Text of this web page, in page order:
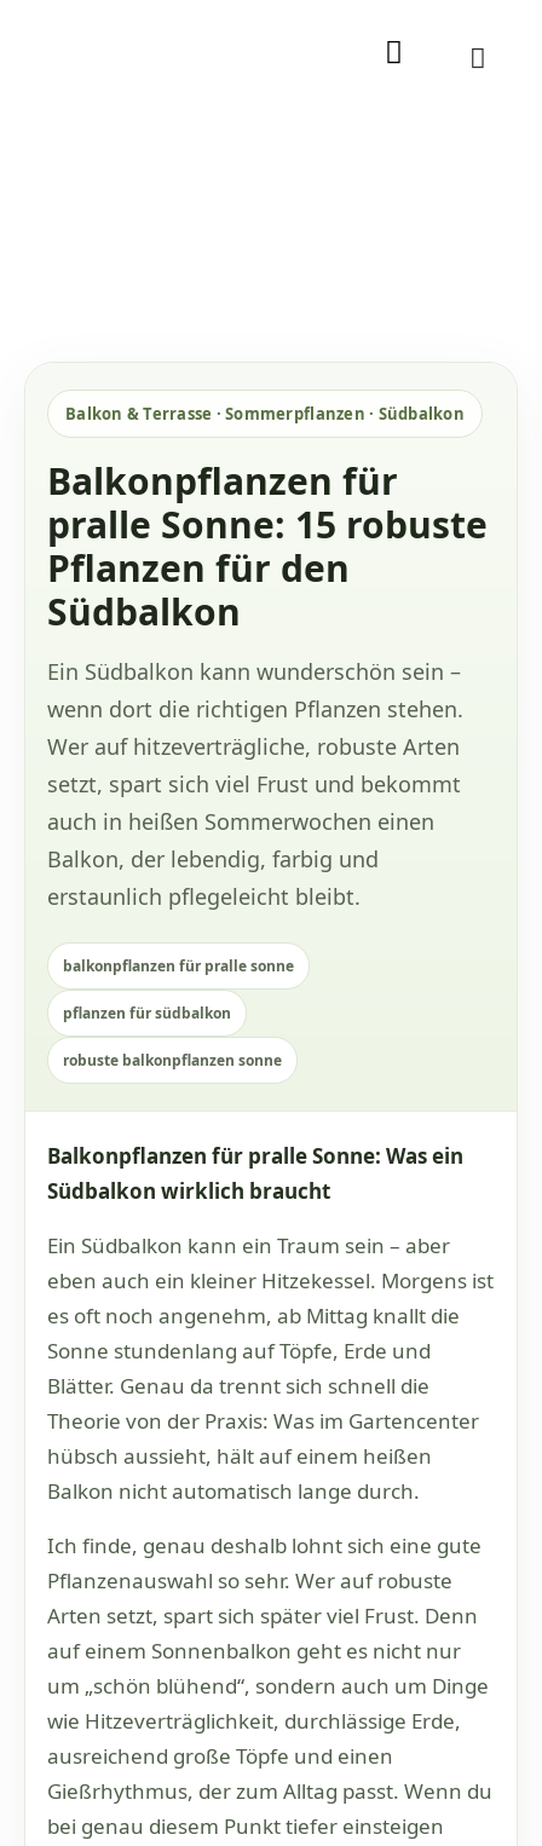
Balkon & Terrasse · Sommerpflanzen · Südbalkon
Balkonpflanzen für
pralle Sonne: 15 robuste
Pflanzen für den
Südbalkon
Ein Südbalkon kann wunderschön sein –
wenn dort die richtigen Pflanzen stehen.
Wer auf hitzeverträgliche, robuste Arten
setzt, spart sich viel Frust und bekommt
auch in heißen Sommerwochen einen
Balkon, der lebendig, farbig und
erstaunlich pflegeleicht bleibt.
balkonpflanzen für pralle sonne
pflanzen für südbalkon
robuste balkonpflanzen sonne
Balkonpflanzen für pralle Sonne: Was ein
Südbalkon wirklich braucht
Ein Südbalkon kann ein Traum sein – aber
eben auch ein kleiner Hitzekessel. Morgens ist
es oft noch angenehm, ab Mittag knallt die
Sonne stundenlang auf Töpfe, Erde und
Blätter. Genau da trennt sich schnell die
Theorie von der Praxis: Was im Gartencenter
hübsch aussieht, hält auf einem heißen
Balkon nicht automatisch lange durch.
Ich finde, genau deshalb lohnt sich eine gute
Pflanzenauswahl so sehr. Wer auf robuste
Arten setzt, spart sich später viel Frust. Denn
auf einem Sonnenbalkon geht es nicht nur
um „schön blühend“, sondern auch um Dinge
wie Hitzeverträglichkeit, durchlässige Erde,
ausreichend große Töpfe und einen
Gießrhythmus, der zum Alltag passt. Wenn du
bei genau diesem Punkt tiefer einsteigen